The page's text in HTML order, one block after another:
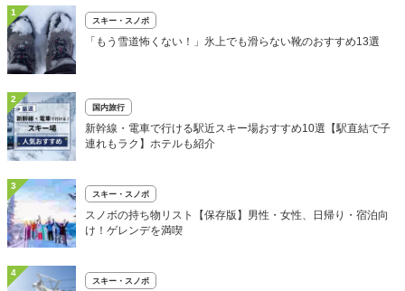
1
スキー・スノボ
「もう雪道怖くない！」氷上でも滑らない靴のおすすめ13選
2
国内旅行
新幹線・電車で行ける駅近スキー場おすすめ10選【駅直結で子
連れもラク】ホテルも紹介
3
スキー・スノボ
スノボの持ち物リスト【保存版】男性・女性、日帰り・宿泊向
け！ゲレンデを満喫
4
スキー・スノボ